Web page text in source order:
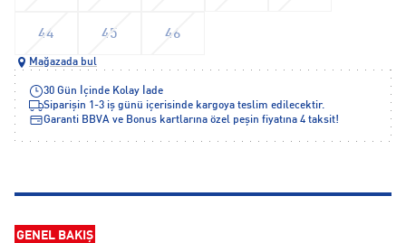
44 45 46
Mağazada bul
30 Gün İçinde Kolay İade
Siparişin 1-3 iş günü içerisinde kargoya teslim edilecektir.
Garanti BBVA ve Bonus kartlarına özel peşin fiyatına 4 taksit!
GENEL BAKIŞ